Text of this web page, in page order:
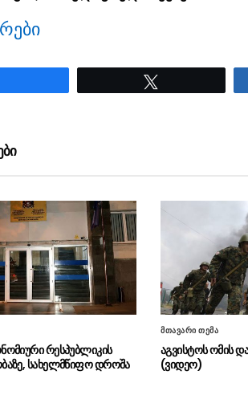
რესპუბლიკის
სახელმწიფო დროშა
მთავარი თემა
აგვისტოს ომის
(ვიდეო)